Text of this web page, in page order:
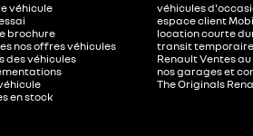
véhicule
brochure
nos offres véhicules
des véhicules
en stock
véhicules
espace client
location courte
transit temporaire
Renault Ventes au
nos garages et
The Originals